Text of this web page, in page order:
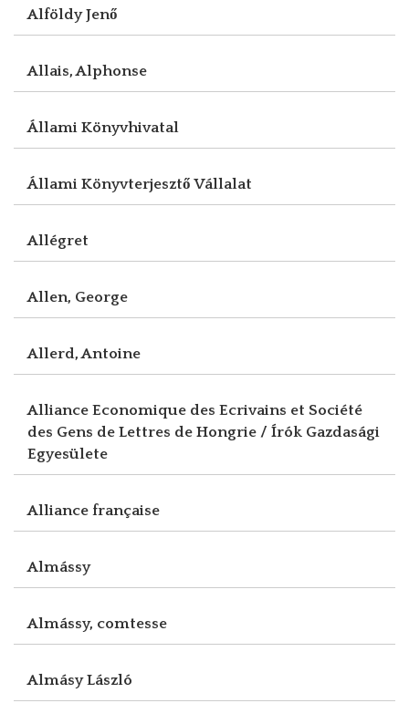
Alföldy Jenő
Allais, Alphonse
Állami Könyvhivatal
Állami Könyvterjesztő Vállalat
Allégret
Allen, George
Allerd, Antoine
Alliance Economique des Ecrivains et Société
des Gens de Lettres de Hongrie / Írók Gazdasági
Egyesülete
Alliance française
Almássy
Almássy, comtesse
Almásy László